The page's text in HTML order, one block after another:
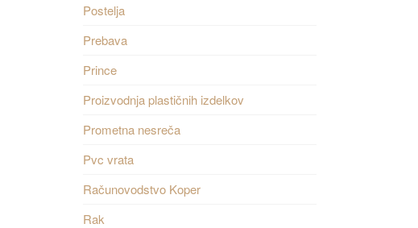
Postelja
Prebava
Prince
Proizvodnja plastičnih izdelkov
Prometna nesreča
Pvc vrata
Računovodstvo Koper
Rak